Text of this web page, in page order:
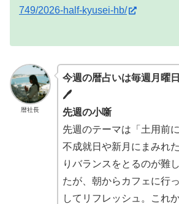
749/2026-half-kyusei-hb/
暦社長
今週の暦占いは毎週月曜
🖊
先週の小噺
先週のテーマは「土用前
不成就日や新月にまみれ
りバランスをとるのが難
たが、朝からカフェに行
してリフレッシュ。これ